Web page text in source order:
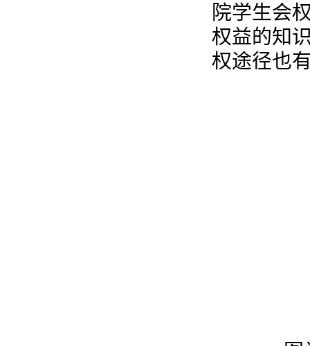
院学生会
权益的知
权途径也